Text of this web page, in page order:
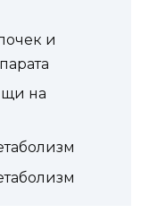
и
на